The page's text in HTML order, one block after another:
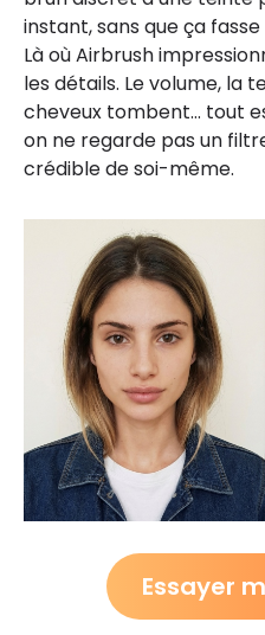
instant, sans que ça fasse
Là où Airbrush
les détails. Le volume, la
cheveux tombent… tout
on ne regarde pas un
crédible de soi-même.
Essayer